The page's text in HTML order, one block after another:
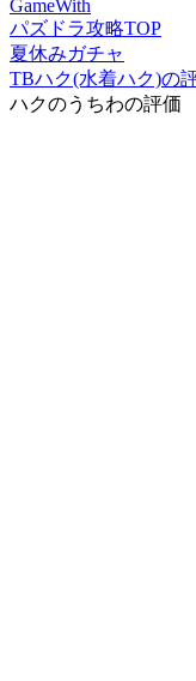
GameWith
パズドラ攻略TOP
夏休みガチャ
TBハク(水着ハク)の
ハクのうちわの評価